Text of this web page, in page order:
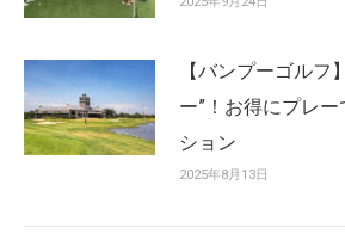
【バンプーゴルフ
ー”！お得にプレ
ション
2025年8月13日